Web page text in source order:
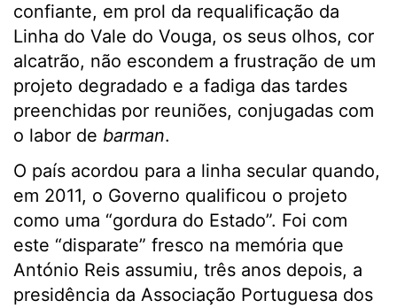
confiante, em prol da requalificação da
Linha do Vale do Vouga, os seus olhos, cor
alcatrão, não escondem a frustração de um
projeto degradado e a fadiga das tardes
preenchidas por reuniões, conjugadas com
o labor de barman.
O país acordou para a linha secular quando,
em 2011, o Governo qualificou o projeto
como uma “gordura do Estado”. Foi com
este “disparate” fresco na memória que
António Reis assumiu, três anos depois, a
presidência da Associação Portuguesa dos